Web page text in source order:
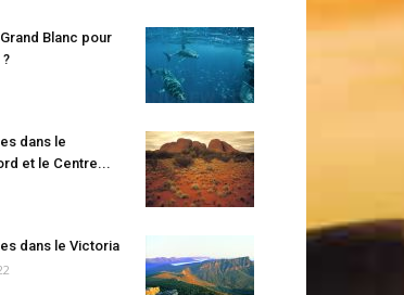
Blanc pour
dans le
et le Centre...
dans le Victoria